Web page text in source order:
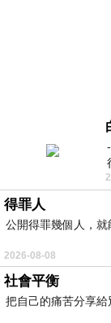
得罪人
公開得罪幾個人，就
2026-08-08
社會平衡
把自己的痛苦分享給